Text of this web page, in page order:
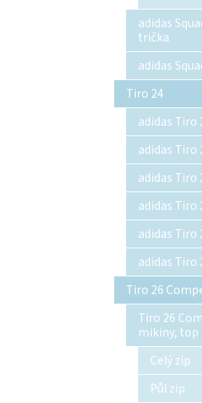
adidas
trička
adidas
Tiro 24
adidas Tiro
adidas
adidas Tiro
adidas Tiro
adidas
adidas Tiro
Tiro 26
Tiro 26
mikiny,
Celý zip
Půl zip